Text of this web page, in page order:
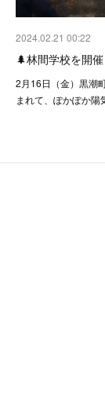
2024.02.21 00:22
🌲林間学校を開
2月16日（金）黒潮
まれて、ぽかぽか